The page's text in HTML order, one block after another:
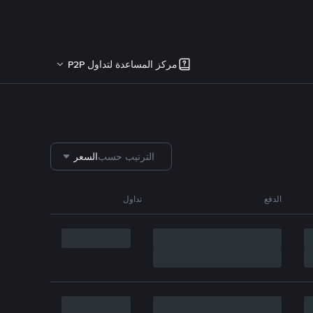
مركز المساعدة لتداول P2P
الترتيب حسبالسعر
الدفع تداول